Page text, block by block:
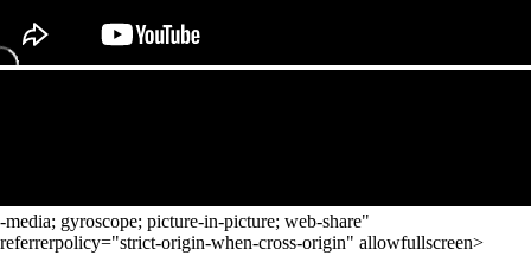
-media; gyroscope; picture-in-picture; web-share"
referrerpolicy="strict-origin-when-cross-origin" allowfullscreen>